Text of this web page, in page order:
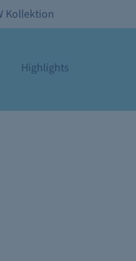
Kollektion
Highlights